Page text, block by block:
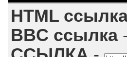
HTML
BBC ссылка